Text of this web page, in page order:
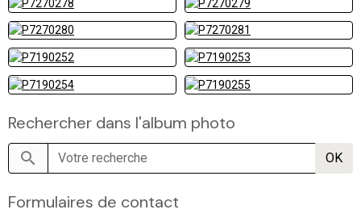
Rechercher dans l'album photo
OK
Formulaires de contact